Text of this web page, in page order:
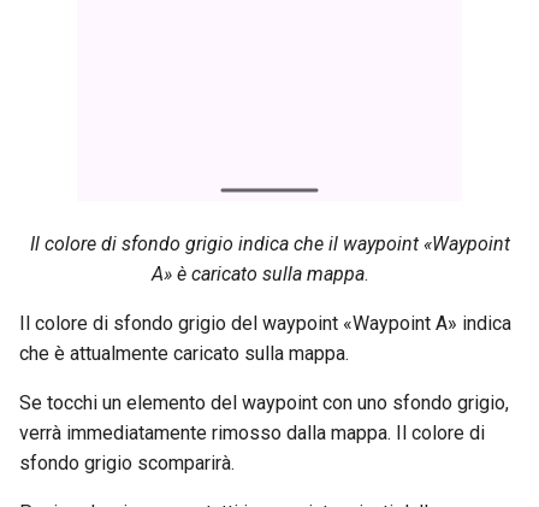
Il colore di sfondo grigio indica che il waypoint «Waypoint
A» è caricato sulla mappa.
Il colore di sfondo grigio del waypoint «Waypoint A» indica
che è attualmente caricato sulla mappa.
Se tocchi un elemento del waypoint con uno sfondo grigio,
verrà immediatamente rimosso dalla mappa. Il colore di
sfondo grigio scomparirà.